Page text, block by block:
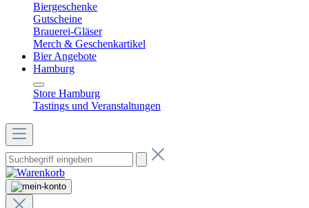
Biergeschenke
Gutscheine
Brauerei-Gläser
Merch & Geschenkartikel
Bier Angebote
Hamburg
Store Hamburg
Tastings und Veranstaltungen